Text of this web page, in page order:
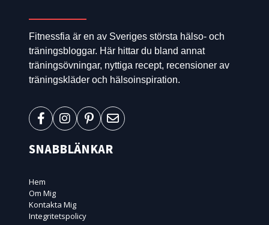
Fitnessfia är en av Sveriges största hälso- och
träningsbloggar. Här hittar du bland annat
träningsövningar, nyttiga recept, recensioner av
träningskläder och hälsoinspiration.
SNABBLÄNKAR
Hem
Om Mig
Kontakta Mig
Integritetspolicy